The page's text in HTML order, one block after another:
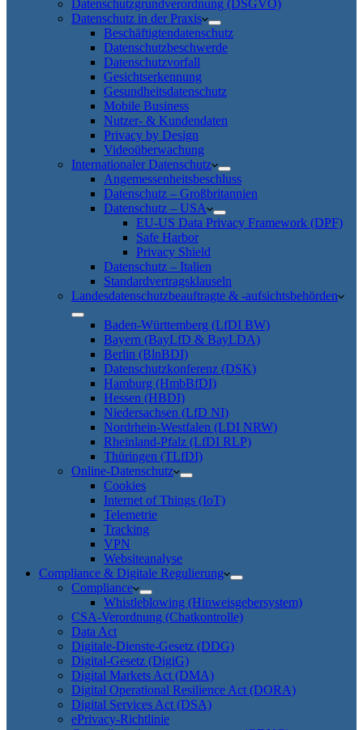
Datenschutzgrundverordnung (DSGVO)
Datenschutz in der Praxis
Beschäftigtendatenschutz
Datenschutzbeschwerde
Datenschutzvorfall
Gesichtserkennung
Gesundheitsdatenschutz
Mobile Business
Nutzer- & Kundendaten
Privacy by Design
Videoüberwachung
Internationaler Datenschutz
Angemessenheitsbeschluss
Datenschutz – Großbritannien
Datenschutz – USA
EU-US Data Privacy Framework (DPF)
Safe Harbor
Privacy Shield
Datenschutz – Italien
Standardvertragsklauseln
Landesdatenschutzbeauftragte & -aufsichtsbehörden
Baden-Württemberg (LfDI BW)
Bayern (BayLfD & BayLDA)
Berlin (BlnBDI)
Datenschutzkonferenz (DSK)
Hamburg (HmbBfDI)
Hessen (HBDI)
Niedersachsen (LfD NI)
Nordrhein-Westfalen (LDI NRW)
Rheinland-Pfalz (LfDI RLP)
Thüringen (TLfDI)
Online-Datenschutz
Cookies
Internet of Things (IoT)
Telemetrie
Tracking
VPN
Websiteanalyse
Compliance & Digitale Regulierung
Compliance
Whistleblowing (Hinweisgebersystem)
CSA-Verordnung (Chatkontrolle)
Data Act
Digitale-Dienste-Gesetz (DDG)
Digital-Gesetz (DigiG)
Digital Markets Act (DMA)
Digital Operational Resilience Act (DORA)
Digital Services Act (DSA)
ePrivacy-Richtlinie